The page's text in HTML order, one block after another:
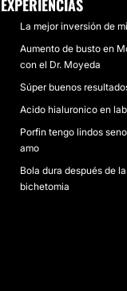
EXPERIENCIAS
La mejor inversión de
Aumento de busto en
con el Dr. Moyeda
Súper buenos
Acido hialuronico en
Porfin tengo lindos
amo
Bola dura después de la
bichetomia